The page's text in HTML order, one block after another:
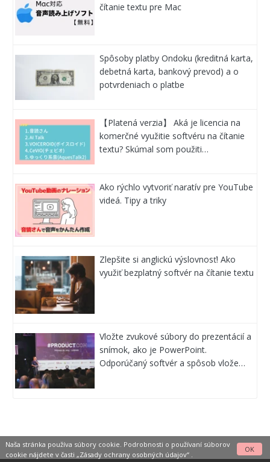
čítanie textu pre Mac
Spôsoby platby Ondoku (kreditná karta,
debetná karta, bankový prevod) a o
potvrdeniach o platbe
【Platená verzia】 Aká je licencia na
komerčné využitie softvéru na čítanie
textu? Skúmal som použiti…
Ako rýchlo vytvoriť naratív pre YouTube
videá. Tipy a triky
Zlepšite si anglickú výslovnosť! Ako
využiť bezplatný softvér na čítanie textu
Vložte zvukové súbory do prezentácií a
snímok, ako je PowerPoint.
Odporúčaný softvér a spôsob vlože…
Naša stránka používa súbory cookie. Podrobnosti o používaní súborov
cookie nájdete v časti „Zásady ochrany osobných údajov“.
OK